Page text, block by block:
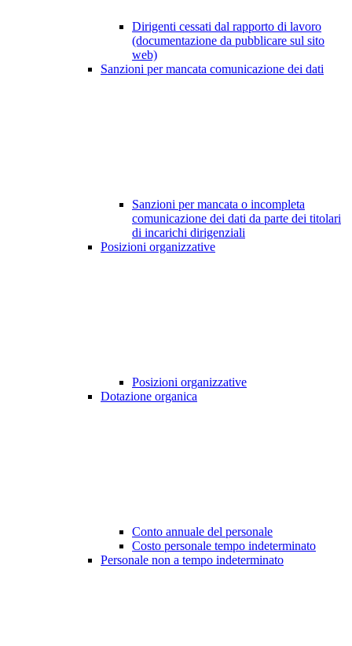
Dirigenti cessati dal rapporto di lavoro
(documentazione da pubblicare sul sito
web)
Sanzioni per mancata comunicazione dei dati
Sanzioni per mancata o incompleta
comunicazione dei dati da parte dei titolari
di incarichi dirigenziali
Posizioni organizzative
Posizioni organizzative
Dotazione organica
Conto annuale del personale
Costo personale tempo indeterminato
Personale non a tempo indeterminato